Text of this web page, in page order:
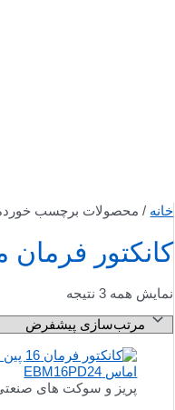
خانه / محصولات برچسب خورده
کانکتور فرمان
نمایش همه 3 نتیجه
پریز و سوکت های